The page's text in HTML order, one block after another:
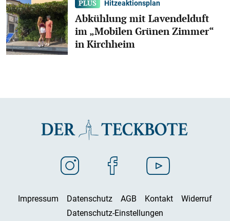
Hitzeaktionsplan
Abkühlung mit Lavendelduft
im „Mobilen Grünen Zimmer“
in Kirchheim
Impressum Datenschutz AGB Kontakt
Widerruf
Datenschutz-Einstellungen